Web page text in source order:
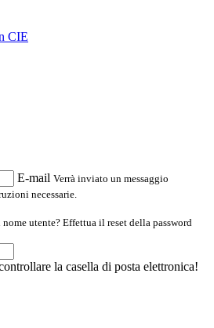
CIE
E-mail Verrà inviato un messaggio
necessarie.
utente? Effettua il reset della password
la casella di posta elettronica!